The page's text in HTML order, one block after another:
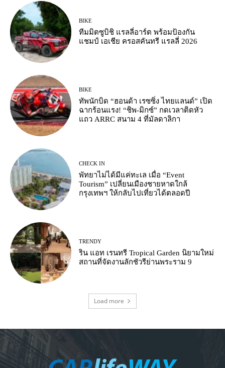
BIKE
ทีมมิตซูบิชิ แรลลี่อาร์ต พร้อมป้องกัน
แชมป์ เอเชีย ครอสคันทรี แรลลี่ 2026
BIKE
ทัพนักบิด “ฮอนด้า เรซซิ่ง ไทยแลนด์” เปิด
ฉากร้อนแรง! “ชิพ-มิกซ์” กดเวลาติดหัว
แถว ARRC สนาม 4 ที่มัลดาลิกา
CHECK IN
พัทยาไม่ได้มีแค่ทะเล เมื่อ “Event
Tourism” เปลี่ยนเมืองชายหาดใกล้
กรุงเทพฯ ให้กลับไปเที่ยวได้ตลอดปี
TRENDY
ริน แอท เรนทรี Tropical Garden นิยามใหม่
สถานที่จัดงานลักชัวรีย่านพระราม 9
Load more